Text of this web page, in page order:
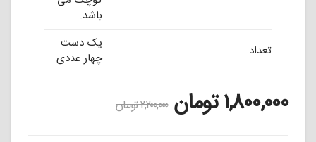
باشد.
تعداد
یک دست
چهار عددی
1,800,000تومان 2,200,000تومان